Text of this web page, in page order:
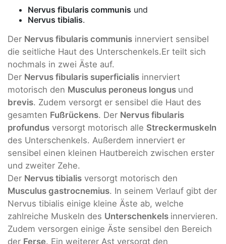
Nervus fibularis communis und
Nervus tibialis.
Der Nervus fibularis communis innerviert sensibel
die seitliche Haut des Unterschenkels.Er teilt sich
nochmals in zwei Äste auf.
Der Nervus fibularis superficialis innerviert
motorisch den Musculus peroneus longus und
brevis. Zudem versorgt er sensibel die Haut des
gesamten Fußrückens. Der Nervus fibularis
profundus versorgt motorisch alle Streckermuskeln
des Unterschenkels. Außerdem innerviert er
sensibel einen kleinen Hautbereich zwischen erster
und zweiter Zehe.
Der Nervus tibialis versorgt motorisch den
Musculus gastrocnemius. In seinem Verlauf gibt der
Nervus tibialis einige kleine Äste ab, welche
zahlreiche Muskeln des Unterschenkels innervieren.
Zudem versorgen einige Äste sensibel den Bereich
der Ferse. Ein weiterer Ast versorgt den